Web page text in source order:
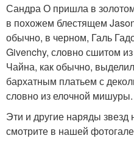
Сандра О пришла в
в похожем блестящем
обычно, в черном, Галь
Givenchy, словно сшитом
Чайна, как обычно,
бархатным платьем с
словно из елочной мишуры.
Эти и другие наряды
смотрите в нашей